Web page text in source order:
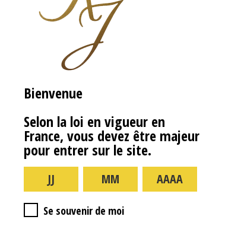
Bienvenue
Selon la loi en vigueur en
France, vous devez être majeur
pour entrer sur le site.
Se souvenir de moi